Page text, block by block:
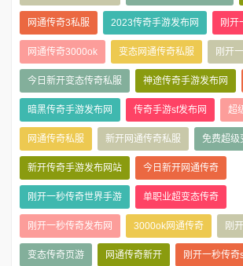
网通传奇3私服 2023传奇手游发布网 刚开
网通传奇3000ok 变态网通传奇私服 刚开
今日新开变态传奇私服 神途传奇手游发布网
暗黑传奇手游发布网 传奇手游sf发布网 超
网通传奇私服 新开网通传奇私服 免费超级
新开传奇手游发布网站 今日新开网通传奇
刚开一秒传奇世界手游 单职业超变态传奇
刚开一秒传奇发布网 3000ok网通传奇 刚
变态传奇页游 网通传奇新开 刚开一秒传奇